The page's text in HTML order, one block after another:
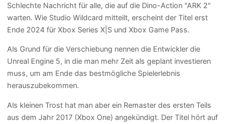
Schlechte Nachricht für alle, die auf die Dino-Action "ARK 2"
warten. Wie Studio Wildcard mitteilt, erscheint der Titel erst
Ende 2024 für Xbox Series X|S und Xbox Game Pass.
Als Grund für die Verschiebung nennen die Entwickler die
Unreal Engine 5, in die man mehr Zeit als geplant investieren
muss, um am Ende das bestmögliche Spielerlebnis
herauszubekommen.
Als kleinen Trost hat man aber ein Remaster des ersten Teils
aus dem Jahr 2017 (Xbox One) angekündigt. Der Titel hört auf